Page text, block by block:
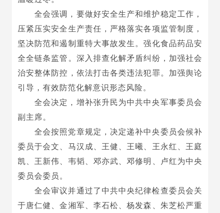
全会强调，要做好安全生产和维护稳定工作，
压紧压实安全生产责任，严格落实各项监管制度，
坚决防范和遏制重特大事故发生。强化食品药品安
全全链条监管。深入排查化解矛盾纠纷，加强社会
治安整体防控，依法打击各类违法犯罪。加强舆论
引导，有效防范化解意识形态风险。
全会决定，增补张升民为中共中央军事委员会
副主席。
全会按照党章规定，决定递补中央委员会候补
委员于会文、马汉成、王健、王曦、王永红、王庭
凯、王新伟、韦韬、邓亦武、邓修明、卢红为中央
委员会委员。
全会审议并通过了中共中央纪律检查委员会关
于唐仁健、金湘军、李石松、杨发森、朱芝松严重